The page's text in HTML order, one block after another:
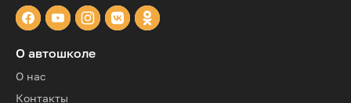
О автошколе
О нас
Контакты